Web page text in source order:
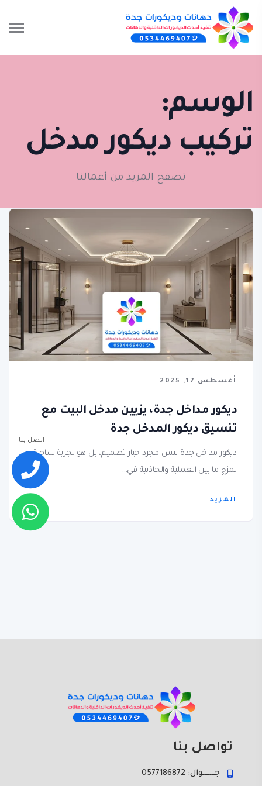
الوسم:
تركيب ديكور مدخل
تصفح المزيد من أعمالنا
أغسطس 17, 2025
ديكور مداخل جدة، يزيين مدخل البيت مع
تنسيق ديكور المدخل جدة
ديكور مداخل جدة ليس مجرد خيار تصميم، بل هو تجربة ساحرة
تمزج ما بين العملية والجاذبية في...
المزيد
تواصل بنا
جـــــــوال: 0577186872
اتصل بنا